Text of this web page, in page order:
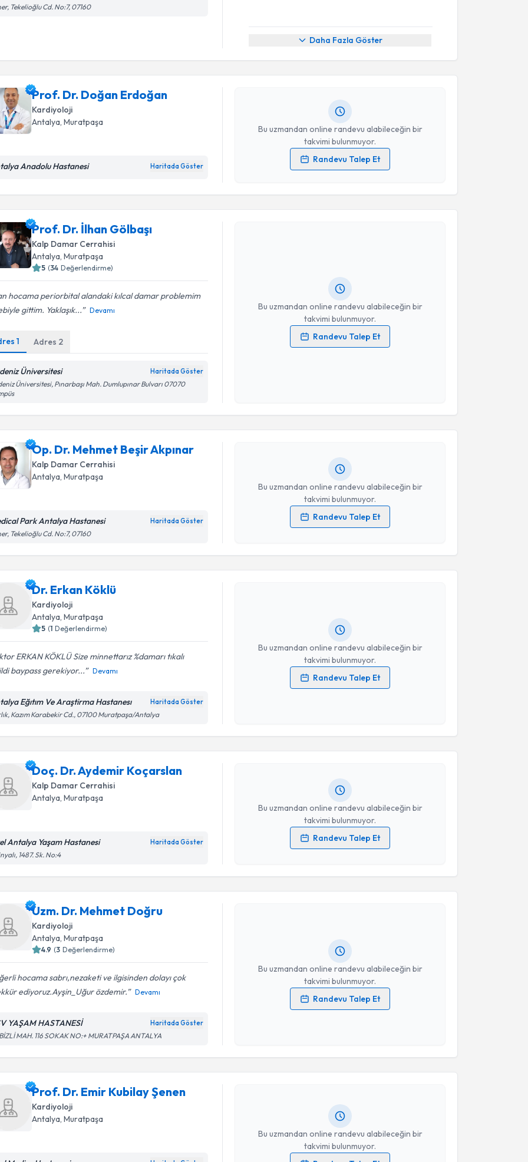
Tekelioğlu Cd. No:7, 07160
Daha Fazla Göster
Prof. Dr. Doğan Erdoğan
Kardiyoloji
Antalya, Muratpaşa
Anadolu Hastanesi Haritada Göster
Bu uzmandan online randevu alabileceğin bir
takvimi bulunmuyor.
Randevu Talep Et
Randevu Takvimi Talebi
Size bu uzmandan randevu almanız için bir takvim
hazırlandığında e-posta ile bilgilendireceğiz.
Kişisel verilerimin işlenmesine ilişkinAydınlatma Metni
işlenmesini kabul ediyorum.
Prof. Dr. İlhan Gölbaşı
Kalp Damar Cerrahisi
Antalya, Muratpaşa
5 (34 Değerlendirme)
hocama periorbital alandaki kılcal damar problemim
gittim. Yaklaşık...
Devamı
1 Adres 2
Üniversitesi Haritada Göster
Üniversitesi, Pınarbaşı Mah. Dumlupınar Bulvarı 07070
Bu uzmandan online randevu alabileceğin bir
takvimi bulunmuyor.
Randevu Talep Et
Kişisel verilerimin işlenmesine ilişkinAydınlatma Metni
Op. Dr. Mehmet Beşir Akpınar
Kalp Damar Cerrahisi
Antalya, Muratpaşa
Park Antalya Hastanesi Haritada Göster
Tekelioğlu Cd. No:7, 07160
Bu uzmandan online randevu alabileceğin bir
takvimi bulunmuyor.
Randevu Talep Et
Kişisel verilerimin işlenmesine ilişkinAydınlatma Metni
işlenmesini kabul ediyorum.
Dr. Erkan Köklü
Kardiyoloji
Antalya, Muratpaşa
5 (1 Değerlendirme)
ERKAN KÖKLÜ Size minnettarız %damarı tıkalı
baypass gerekiyor...
Devamı
Eğıtım Ve Araştirma Hastanesı Haritada Göster
Kazım Karabekir Cd., 07100 Muratpaşa/Antalya
Bu uzmandan online randevu alabileceğin bir
takvimi bulunmuyor.
Randevu Talep Et
Randevu Takvimi Talebi
Dr. Erkan Köklü
Kişisel verilerimin işlenmesine ilişkinAydınlatma Metni
Takvim Talebini Gönder
Doç. Dr. Aydemir Koçarslan
Kalp Damar Cerrahisi
Antalya, Muratpaşa
Antalya Yaşam Hastanesi Haritada Göster
1487. Sk. No:4
Bu uzmandan online randevu alabileceğin bir
takvimi bulunmuyor.
Randevu Talep Et
Kişisel verilerimin işlenmesine ilişkinAydınlatma Metni
işlenmesini kabul ediyorum.
Uzm. Dr. Mehmet Doğru
Kardiyoloji
Antalya, Muratpaşa
4.9 (3 Değerlendirme)
hocama sabrı,nezaketi ve ilgisinden dolayı çok
ediyoruz.Ayşin_Uğur özdemir.
Devamı
YAŞAM HASTANESİ Haritada Göster
MAH. 116 SOKAK NO:+ MURATPAŞA ANTALYA
Bu uzmandan online randevu alabileceğin bir
takvimi bulunmuyor.
Randevu Talep Et
Randevu Takvimi Talebi
Uzm. Dr. Mehmet Doğru
Kişisel verilerimin işlenmesine ilişkinAydınlatma Metni
Takvim Talebini Gönder
Prof. Dr. Emir Kubilay Şenen
Kardiyoloji
Antalya, Muratpaşa
Bu uzmandan online randevu alabileceğin bir
takvimi bulunmuyor.
Prof. Dr. Emir Kubilay Şeneniçin randevu takvimi talebi
oluşturun. Size bu uzmandan randevu almanız için bir takvim